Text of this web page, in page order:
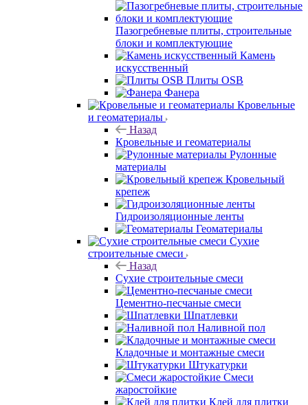
Пазогребневые плиты, строительные
блоки и комплектующие
Камень
искусственный
Плиты OSB
Фанера
Кровельные
и геоматериалы
Назад
Кровельные и геоматериалы
Рулонные
материалы
Кровельный
крепеж
Гидроизоляционные ленты
Геоматериалы
Сухие
строительные смеси
Назад
Сухие строительные смеси
Цементно-песчаные смеси
Шпатлевки
Наливной пол
Кладочные и монтажные смеси
Штукатурки
Смеси
жаростойкие
Клей для плитки